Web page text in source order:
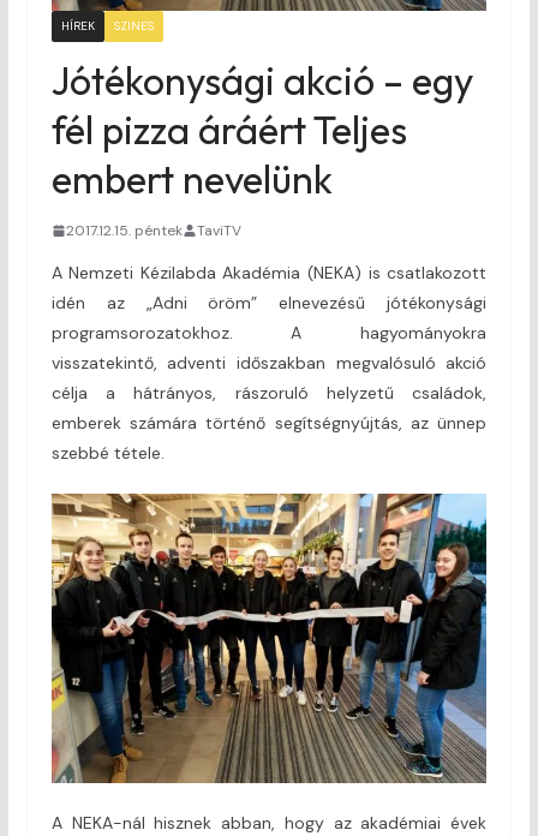
HÍREK SZINES
Jótékonysági akció – egy
fél pizza áráért Teljes
embert nevelünk
2017.12.15. péntek TaviTV
A Nemzeti Kézilabda Akadémia (NEKA) is csatlakozott
idén az „Adni öröm” elnevezésű jótékonysági
programsorozatokhoz. A hagyományokra
visszatekintő, adventi időszakban megvalósuló akció
célja a hátrányos, rászoruló helyzetű családok,
emberek számára történő segítségnyújtás, az ünnep
szebbé tétele.
A NEKA-nál hisznek abban, hogy az akadémiai évek